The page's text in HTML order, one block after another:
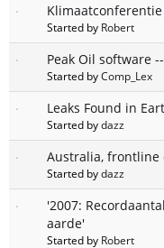
Started by Robert
Peak Oil software
Started byComp_Lex
Leaks Found in
Started bydazz
Australia, frontline
Started bydazz
'2007:
aarde'
Started by Robert